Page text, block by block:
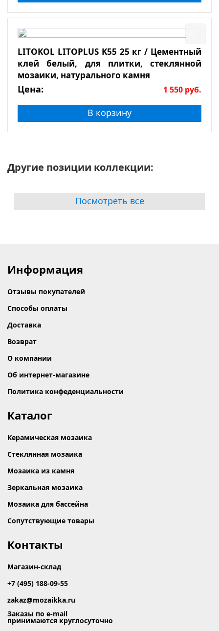
LITOKOL LITOPLUS K55 25 кг / Цементный
клей белый, для плитки, стеклянной
мозаики, натурального камня
Цена: 1 550 руб.
В корзину
Другие позиции коллекции:
Посмотреть все
Информация
Отзывы покупателей
Способы оплаты
Доставка
Возврат
О компании
Об интернет-магазине
Политика конфеденциальности
Каталог
Керамическая мозаика
Стеклянная мозаика
Мозаика из камня
Зеркальная мозаика
Мозаика для бассейна
Сопутствующие товары
Контакты
Магазин-склад
+7 (495) 188-09-55
zakaz@mozaikka.ru
Заказы по e-mail
принимаются круглосуточно